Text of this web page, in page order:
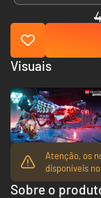
Atenção, os
disponíveis
Sobre o
Visuais